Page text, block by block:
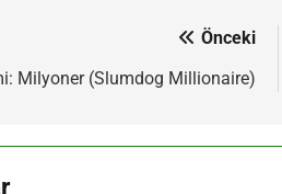
Önceki
Milyoner (Slumdog Millionaire)